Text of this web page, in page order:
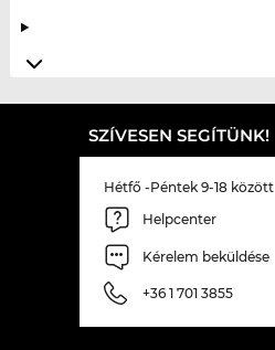
SZÍVESEN SEGÍTÜNK!
Hétfő -Péntek 9-18 között
Helpcenter
Kérelem beküldése
+36 1 701 3855